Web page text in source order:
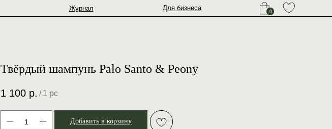
Твёрдый шампунь Palo Santo & Peony
1 100 р. / 1 pc
Добавить в корзину